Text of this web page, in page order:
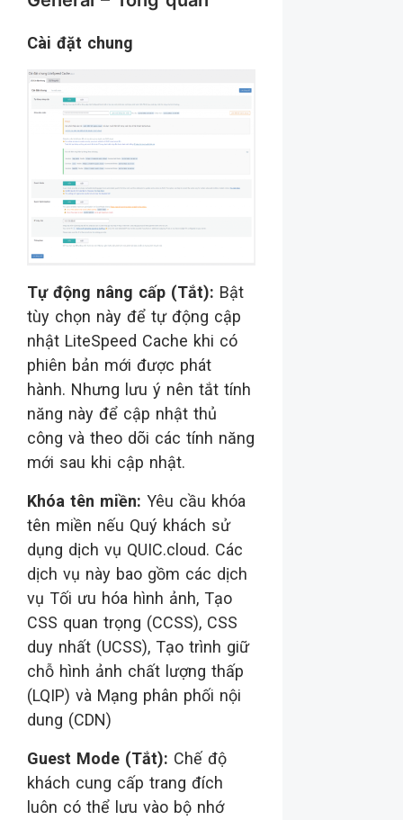
Cài đặt chung
Tự động nâng cấp (Tắt): Bật
tùy chọn này để tự động cập
nhật LiteSpeed Cache khi có
phiên bản mới được phát
hành. Nhưng lưu ý nên tắt tính
năng này để cập nhật thủ
công và theo dõi các tính năng
mới sau khi cập nhật.
Khóa tên miền: Yêu cầu khóa
tên miền nếu Quý khách sử
dụng dịch vụ QUIC.cloud. Các
dịch vụ này bao gồm các dịch
vụ Tối ưu hóa hình ảnh, Tạo
CSS quan trọng (CCSS), CSS
duy nhất (UCSS), Tạo trình giữ
chỗ hình ảnh chất lượng thấp
(LQIP) và Mạng phân phối nội
dung (CDN)
Guest Mode (Tắt): Chế độ
khách cung cấp trang đích
luôn có thể lưu vào bộ nhớ